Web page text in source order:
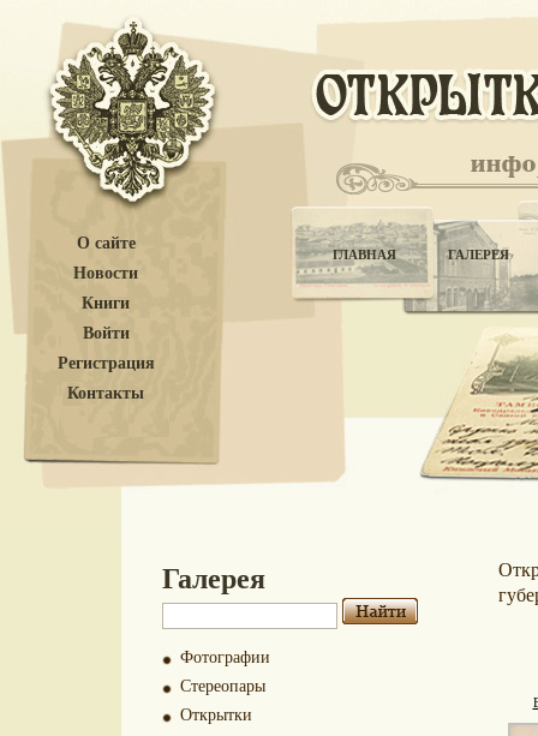
О сайте
Новости
Книги
Войти
Регистрация
Контакты
ГЛАВНАЯ ГАЛЕРЕЯ
Галерея
Фотографии
Стереопары
Открытки